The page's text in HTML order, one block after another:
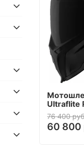
Ultraflite
76 400
60 800